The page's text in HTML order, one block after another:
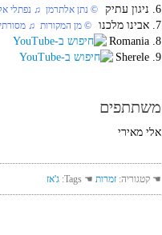
6. ניגון עתיק
© נתן אלתרמן‏ ♫ נפתלי
7. אבינו מלכנו ‏ © מן המקורות‏ ♫ מסורתי
8. Romania
9. Sherele
משתתפים
אלי מאירי
☚ קטגוריה: זמרות ☚ Tags: ג'אז